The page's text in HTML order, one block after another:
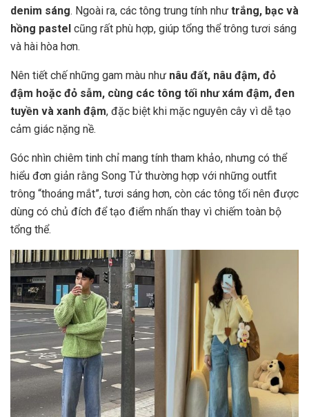
denim sáng. Ngoài ra, các tông trung tính như trắng, bạc và
hồng pastel cũng rất phù hợp, giúp tổng thể trông tươi sáng
và hài hòa hơn.
Nên tiết chế những gam màu như nâu đất, nâu đậm, đỏ
đậm hoặc đỏ sẫm, cùng các tông tối như xám đậm, đen
tuyền và xanh đậm, đặc biệt khi mặc nguyên cây vì dễ tạo
cảm giác nặng nề.
Góc nhìn chiêm tinh chỉ mang tính tham khảo, nhưng có thể
hiểu đơn giản rằng Song Tử thường hợp với những outfit
trông “thoáng mắt”, tươi sáng hơn, còn các tông tối nên được
dùng có chủ đích để tạo điểm nhấn thay vì chiếm toàn bộ
tổng thể.